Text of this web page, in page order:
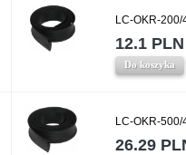
LC-OKR-200/
12.1 PLN
Do koszyka
LC-OKR-500/
26.29